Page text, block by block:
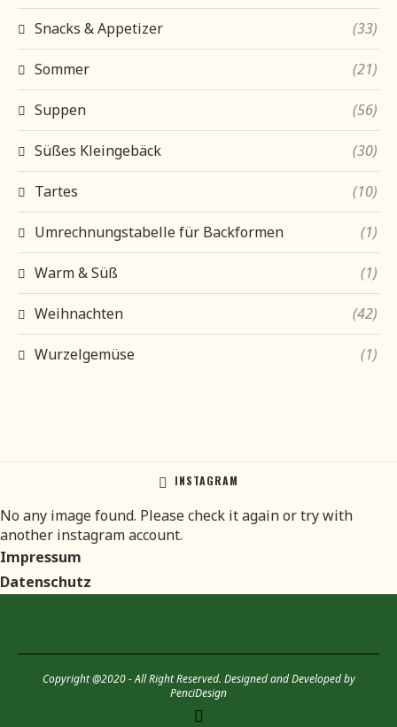
Snacks & Appetizer (33)
Sommer (21)
Suppen (56)
Süßes Kleingebäck (30)
Tartes (10)
Umrechnungstabelle für Backformen (1)
Warm & Süß (1)
Weihnachten (42)
Wurzelgemüse (1)
INSTAGRAM
No any image found. Please check it again or try with
another instagram account.
Impressum
Datenschutz
Copyright @2020 - All Right Reserved. Designed and Developed by
PenciDesign